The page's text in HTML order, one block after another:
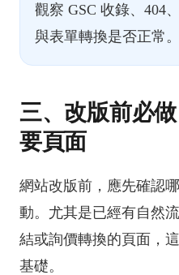
觀察 GSC 收錄、404
與表單轉換是否正常。
三、改版前必
要頁面
網站改版前，應先確認
動。尤其是已經有自然
結或詢價轉換的頁面，
基礎。